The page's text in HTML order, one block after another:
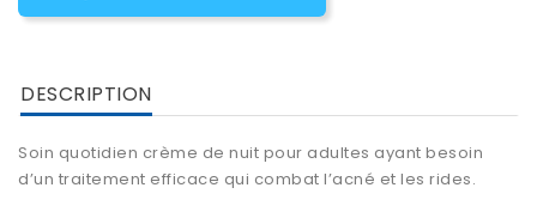
DESCRIPTION
Soin quotidien crème de nuit pour adultes ayant besoin
d’un traitement efficace qui combat l’acné et les rides.